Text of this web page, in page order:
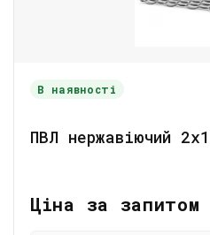
В наявності
ПВЛ нержавіючий
Ціна за запитом